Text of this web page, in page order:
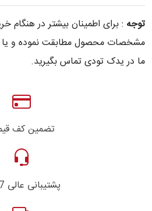
توجه : برای اطمینان بیشتر در هنگام
مشخصات محصول مطابقت نموده و یا
ما در یدک تودی تماس بگیرید.
تضمین کف
پشتیبانی عالی 24/7